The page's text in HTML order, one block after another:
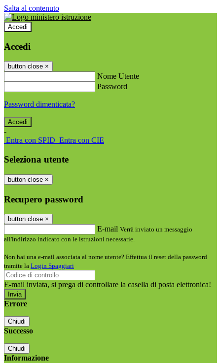
Salta al contenuto
Accedi
Accedi
button close ×
Nome Utente
Password
Password dimenticata?
-
Entra con SPID Entra con CIE
Seleziona utente
button close ×
Recupero password
button close ×
E-mail Verrà inviato un messaggio
all'indirizzo indicato con le istruzioni necessarie.
Non hai una e-mail associata al nome utente? Effettua il reset della password
tramite la Login Spaggiari
E-mail inviata, si prega di controllare la casella di posta elettronica!
Errore
Chiudi
Successo
Chiudi
Informazione